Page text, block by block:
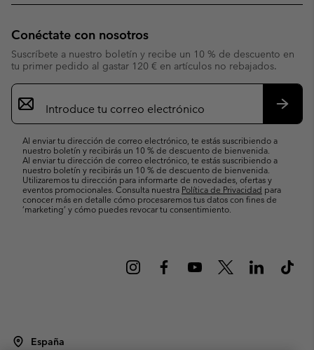
Conéctate con nosotros
Suscríbete a nuestro boletín y recibe un 10 % de descuento en
tu primer pedido al gastar 120 € en artículos no rebajados.
Suscripción
de
correo
Al enviar tu dirección de correo electrónico, te estás suscribiendo a
nuestro boletín y recibirás un 10 % de descuento de bienvenida.
Al enviar tu dirección de correo electrónico, te estás suscribiendo a
nuestro boletín y recibirás un 10 % de descuento de bienvenida.
Utilizaremos tu dirección para informarte de novedades, ofertas y
eventos promocionales. Consulta nuestra Política de Privacidad para
conocer más en detalle cómo procesaremos tus datos con fines de
’marketing’ y cómo puedes revocar tu consentimiento.
España